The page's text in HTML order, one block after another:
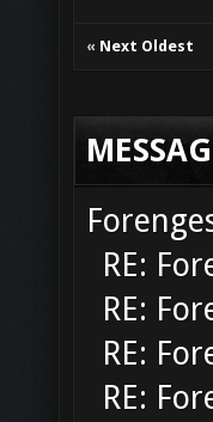
« Next Oldest
RE:
RE:
RE:
RE: